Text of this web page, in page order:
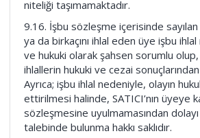
niteliği taşımamaktadır.
9.16. İşbu sözleşme içerisinde
ya da birkaçını ihlal eden üye işbu
ve hukuki olarak şahsen sorumlu olup,
ihlallerin hukuki ve cezai
Ayrıca; işbu ihlal nedeniyle, olayın
ettirilmesi halinde, SATICI’nın üyeye
sözleşmesine uyulmamasından
talebinde bulunma hakkı saklıdır.